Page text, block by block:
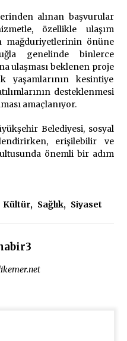
Yapım Legalleşecek Ümidinde
CHP’de
alınan başvurular
özellikle ulaşım
mağduriyetlerinin önüne
genelinde binlerce
ulaşması beklenen proje
kesintiye
desteklenmesi
amaçlanıyor.
Belediyesi, sosyal
erişilebilir ve
önemli bir adım
Kültür, Sağlık, Siyaset